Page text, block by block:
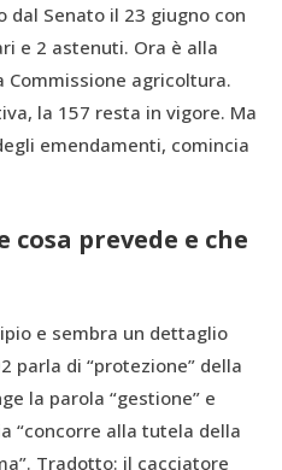
Senato il 23 giugno con
e 2 astenuti. Ora è alla
Commissione agricoltura.
la 157 resta in vigore. Ma
emendamenti, comincia
cosa prevede e che
e sembra un dettaglio
parla di “protezione” della
la parola “gestione” e
“concorre alla tutela della
Tradotto: il cacciatore